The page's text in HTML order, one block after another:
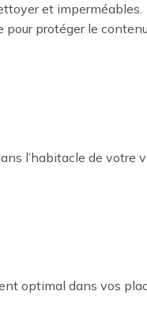
et imperméables.
pour protéger le
l’habitacle de votre
optimal dans vos